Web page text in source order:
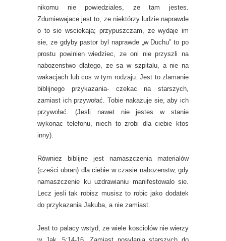
nikomu nie powiedziales, ze tam jestes.
Zdumiewajace jest to, ze niektórzy ludzie naprawde
o to sie wsciekaja; przypuszczam, ze wydaje im
sie, ze gdyby pastor byl naprawde „w Duchu” to po
prostu powinien wiedziec, ze oni nie przyszli na
nabozenstwo dlatego, ze sa w szpitalu, a nie na
wakacjach lub cos w tym rodzaju. Jest to zlamanie
biblijnego przykazania- czekac na starszych,
zamiast ich przywołać. Tobie nakazuje sie, aby ich
przywołać. (Jesli nawet nie jestes w stanie
wykonac telefonu, niech to zrobi dla ciebie ktos
inny).
Równiez biblijne jest namaszczenia materialów
(cześci ubran) dla ciebie w czasie nabozenstw, gdy
namaszczenie ku uzdrawianiu manifestowalo sie.
Lecz jesli tak robisz musisz to robic jako dodatek
do przykazania Jakuba, a nie zamiast.
Jest to palacy wstyd, ze wiele kosciolów nie wierzy